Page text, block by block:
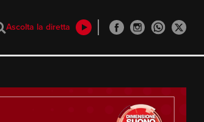
Ascolta la diretta